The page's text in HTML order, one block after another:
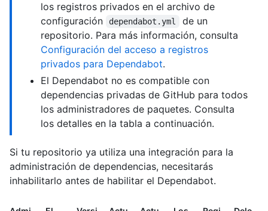
los registros privados en el archivo de
configuración
dependabot.yml
de un
repositorio. Para más información, consulta
Configuración del acceso a registros
privados para Dependabot.
El Dependabot no es compatible con
dependencias privadas de GitHub para todos
los administradores de paquetes. Consulta
los detalles en la tabla a continuación.
Si tu repositorio ya utiliza una integración para la
administración de dependencias, necesitarás
inhabilitarlo antes de habilitar el Dependabot.